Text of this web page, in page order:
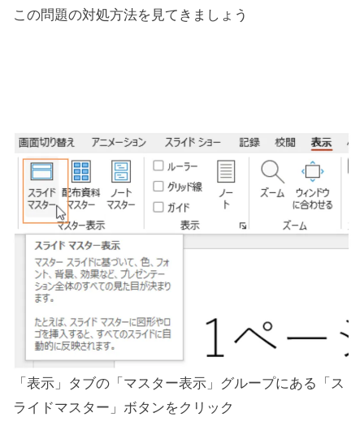
この問題の対処方法を見てきましょう
「表示」タブの「マスター表示」グループにある「ス
ライドマスター」ボタンをクリック